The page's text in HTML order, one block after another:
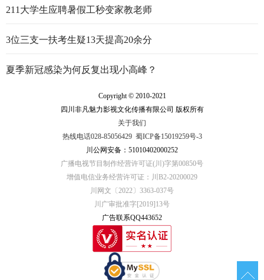
211大学生应聘暑假工秒变家教老师
3位三支一扶考生疑13天提高20余分
夏季新冠感染为何反复出现小高峰？
Copyright © 2010-2021
四川非凡魅力影视文化传播有限公司 版权所有
关于我们
热线电话028-85056429 蜀ICP备15019259号-3
川公网安备：51010402000252
广播电视节目制作经营许可证(川)字第00850号
增值电信业务经营许可证：川B2-20200029
川网文〔2022〕3363-037号
川广审批准字[2019]13号
广告联系QQ443652